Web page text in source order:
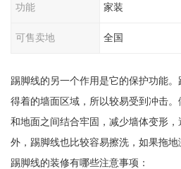
功能 家装
可售卖地 全国
踢脚线的另一个作用是它的保护功能
得着的墙面区域，所以较易受到冲击
和地面之间结合牢固，减少墙体变形
外，踢脚线也比较容易擦洗，如果拖地
踢脚线的装修有哪些注意事项：